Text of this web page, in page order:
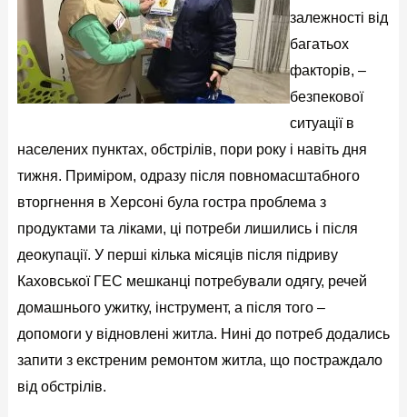
залежності від
багатьох
факторів, –
безпекової
ситуації в
населених пунктах, обстрілів, пори року і навіть дня
тижня. Приміром, одразу після повномасштабного
вторгнення в Херсоні була гостра проблема з
продуктами та ліками, ці потреби лишились і після
деокупації. У перші кілька місяців після підриву
Каховської ГЕС мешканці потребували одягу, речей
домашнього ужитку, інструмент, а після того –
допомоги у відновлені житла. Нині до потреб додались
запити з екстреним ремонтом житла, що постраждало
від обстрілів.